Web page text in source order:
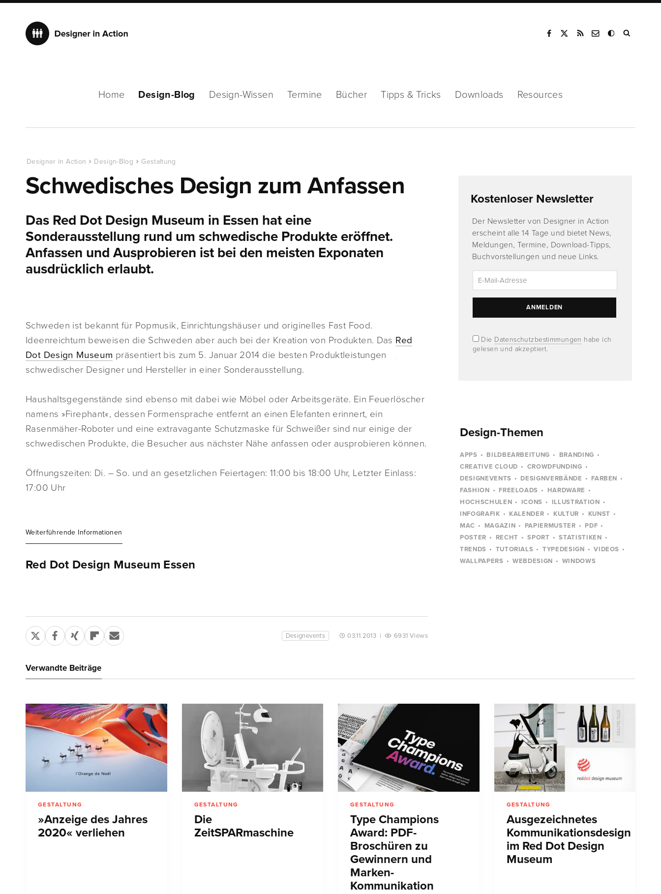
Home Design-Blog Design-Wissen Termine Bücher Tipps & Tricks Downloads Resources
Designer in Action Design-Blog Gestaltung
Schwedisches Design zum Anfassen
Das Red Dot Design Museum in Essen hat eine
Sonderausstellung rund um schwedische Produkte eröffnet.
Anfassen und Ausprobieren ist bei den meisten Exponaten
ausdrücklich erlaubt.
Schweden ist bekannt für Popmusik, Einrichtungshäuser und originelles Fast Food.
Ideenreichtum beweisen die Schweden aber auch bei der Kreation von Produkten. Das Red
Dot Design Museum präsentiert bis zum 5. Januar 2014 die besten Produktleistungen
schwedischer Designer und Hersteller in einer Sonderausstellung.
Haushaltsgegenstände sind ebenso mit dabei wie Möbel oder Arbeitsgeräte. Ein Feuerlöscher
namens »Firephant«, dessen Formensprache entfernt an einen Elefanten erinnert, ein
Rasenmäher-Roboter und eine extravagante Schutzmaske für Schweißer sind nur einige der
schwedischen Produkte, die Besucher aus nächster Nähe anfassen oder ausprobieren können.
Öffnungszeiten: Di. – So. und an gesetzlichen Feiertagen: 11:00 bis 18:00 Uhr, Letzter Einlass:
17:00 Uhr
Weiterführende Informationen
Red Dot Design Museum Essen
Designevents 03.11.2013 | 6931 Views
Kostenloser Newsletter
Der Newsletter von Designer in Action
erscheint alle 14 Tage und bietet News,
Meldungen, Termine, Download-Tipps,
Buchvorstellungen und neue Links.
Die Datenschutzbestimmungen habe ich
gelesen und akzeptiert.
Design-Themen
APPS BILDBEARBEITUNG
BRANDING
CREATIVE CLOUD
CROWDFUNDING
DESIGNEVENTS
DESIGNVERBÄNDE
FARBEN
FASHION
FREELOADS
HARDWARE
HOCHSCHULEN
ICONS
ILLUSTRATION
INFOGRAFIK
KALENDER KULTUR
KUNST
MAC
MAGAZIN PAPIERMUSTER
PDF
POSTER
RECHT SPORT
STATISTIKEN
TRENDS
TUTORIALS TYPEDESIGN
VIDEOS
WALLPAPERS
WEBDESIGN WINDOWS
Verwandte Beiträge
GESTALTUNG
»Anzeige des Jahres
2020« verliehen
GESTALTUNG
Die
ZeitSPARmaschine
GESTALTUNG
Type Champions
Award: PDF-
Broschüren zu
Gewinnern und
Marken-
Kommunikation
GESTALTUNG
Ausgezeichnetes
Kommunikationsdesign
im Red Dot Design
Museum